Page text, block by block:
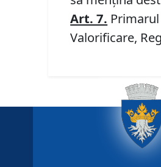
Art. 7.
Valorificare,